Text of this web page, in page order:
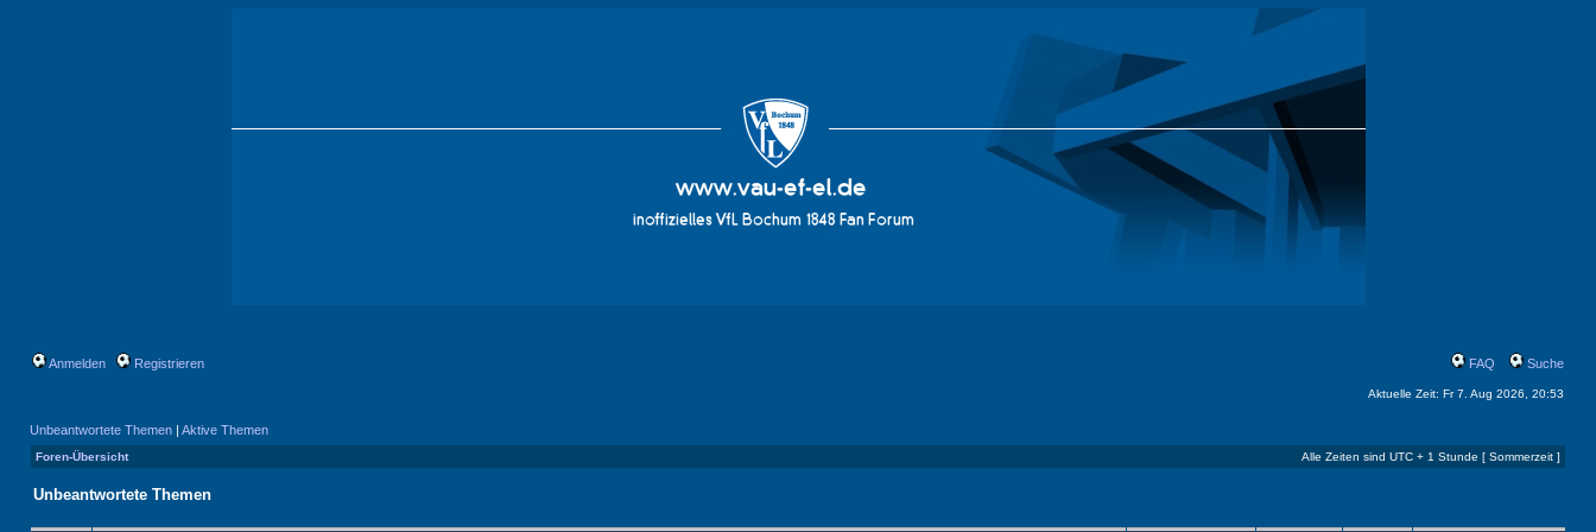
Anmelden Registrieren FAQ Suche
Aktuelle Zeit: Fr 7. Aug 2026, 20:53
Unbeantwortete Themen | Aktive Themen
Foren-Übersicht Alle Zeiten sind UTC + 1 Stunde [ Sommerzeit ]
Unbeantwortete Themen